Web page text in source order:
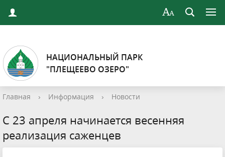
НАЦИОНАЛЬНЫЙ ПАРК
"ПЛЕЩЕЕВО ОЗЕРО"
Главная › Информация › Новости
С 23 апреля начинается весенняя
реализация саженцев